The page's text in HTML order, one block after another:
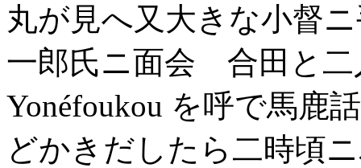
丸が見へ又大きな小督
一郎氏ニ面会 合田と二
Yonéfoukou を呼で馬
どかきだしたら二時頃